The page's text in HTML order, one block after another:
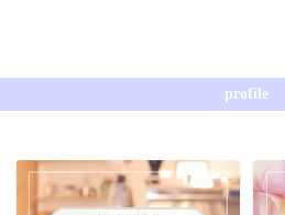
profile